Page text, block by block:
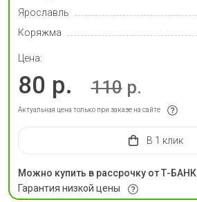
Ярославль
Коряжма
Цена:
80 р. 110р.
Актуальная цена только при заказе на сайте
в 1 клик
Можно купить в рассрочку от Т-БАНК
Гарантия низкой цены